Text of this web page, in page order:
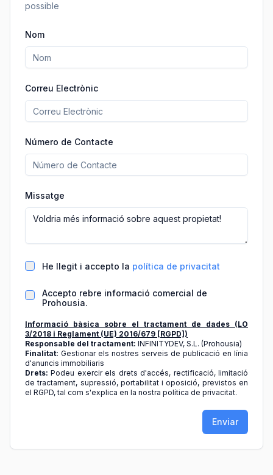
possible
Nom
Correu Electrònic
Número de Contacte
Missatge
He llegit i accepto la política de privacitat
Accepto rebre informació comercial de
Prohousia.
Informació bàsica sobre el tractament de dades (LO
3/2018 i Reglament (UE) 2016/679 [RGPD])
Responsable del tractament: INFINITYDEV, S.L. (Prohousia)
Finalitat: Gestionar els nostres serveis de publicació en línia
d'anuncis immobiliaris
Drets: Podeu exercir els drets d'accés, rectificació, limitació
de tractament, supressió, portabilitat i oposició, previstos en
el RGPD, tal com s'explica en la nostra política de privacitat.
Enviar